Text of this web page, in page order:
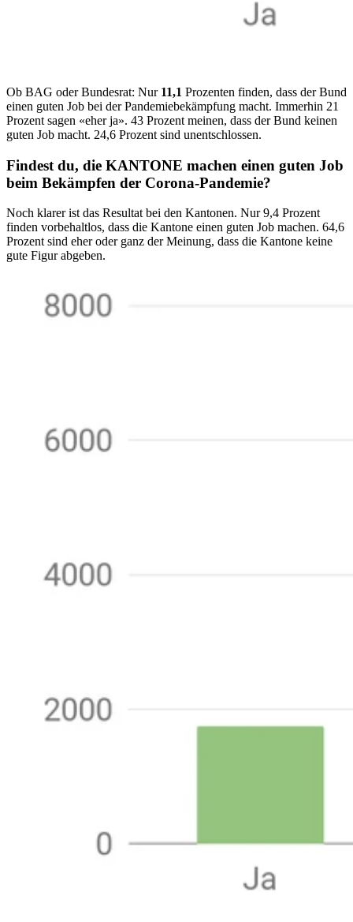
Ob BAG oder Bundesrat: Nur 11,1 Prozenten finden, dass der Bund
einen guten Job bei der Pandemiebekämpfung macht. Immerhin 21
Prozent sagen «eher ja». 43 Prozent meinen, dass der Bund keinen
guten Job macht. 24,6 Prozent sind unentschlossen.
Findest du, die KANTONE machen einen guten Job
beim Bekämpfen der Corona-Pandemie?
Noch klarer ist das Resultat bei den Kantonen. Nur 9,4 Prozent
finden vorbehaltlos, dass die Kantone einen guten Job machen. 64,6
Prozent sind eher oder ganz der Meinung, dass die Kantone keine
gute Figur abgeben.